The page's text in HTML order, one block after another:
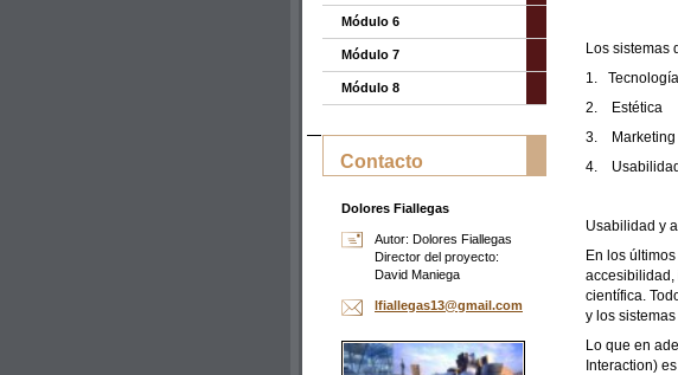
Los sistemas
1.
Tecnología
2.
Estética
3.
Marketing
4.
Usabilidad y
En los
accesibilidad,
científica.
y los
Lo que en
Interaction)
Módulo 6
Módulo 7
Módulo 8
Contacto
Dolores Fiallegas
Autor: Dolores Fiallegas
Director del proyecto:
David Maniega
lfiallegas13@gmail.com